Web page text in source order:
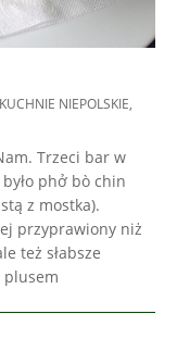
KUCHNIE NIEPOLSKIE,
Trzeci bar w
phở bò chin
z mostka).
przyprawiony niż
też słabsze
plusem